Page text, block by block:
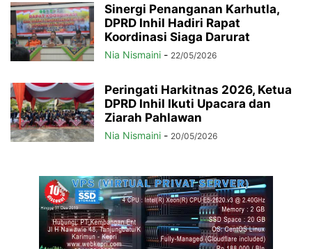
Sinergi Penanganan Karhutla,
DPRD Inhil Hadiri Rapat
Koordinasi Siaga Darurat
Nia Nismaini - 22/05/2026
Peringati Harkitnas 2026, Ketua
DPRD Inhil Ikuti Upacara dan
Ziarah Pahlawan
Nia Nismaini - 20/05/2026